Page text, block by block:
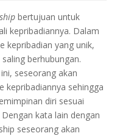
bertujuan untuk
kepribadiannya. Dalam
kepribadian yang unik,
berhubungan.
seseorang akan
kepribadiannya sehingga
diri sesuai
kata lain dengan
seseorang akan